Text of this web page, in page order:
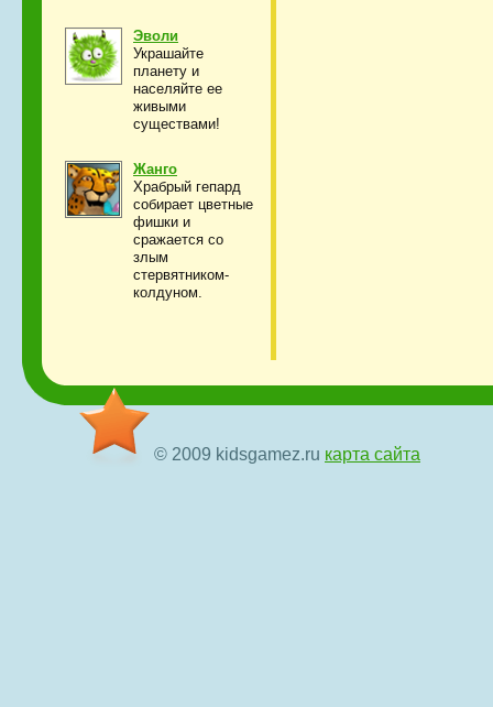
Эволи
Украшайте
планету и
населяйте ее
живыми
существами!
Жанго
Храбрый гепард
собирает цветные
фишки и
сражается со
злым
стервятником-
колдуном.
© 2009 kidsgamez.ru карта сайта